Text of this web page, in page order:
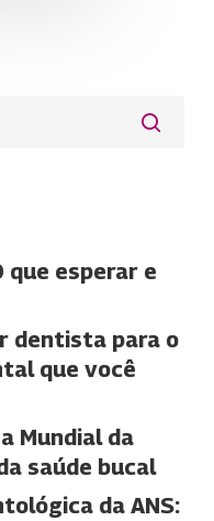
que esperar e
dentista para o
que você
Mundial da
saúde bucal
da ANS: